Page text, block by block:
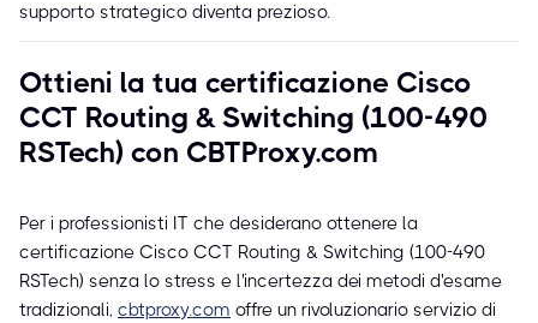
supporto strategico diventa prezioso.
Ottieni la tua certificazione Cisco
CCT Routing & Switching (100-490
RSTech) con CBTProxy.com
Per i professionisti IT che desiderano ottenere la
certificazione Cisco CCT Routing & Switching (100-490
RSTech) senza lo stress e l'incertezza dei metodi d'esame
tradizionali, cbtproxy.com offre un rivoluzionario servizio di